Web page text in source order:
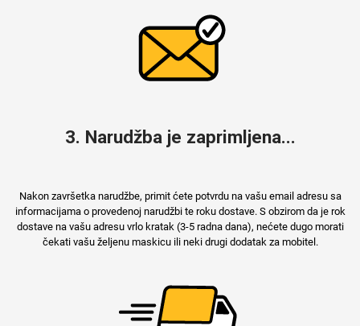
3. Narudžba je zaprimljena...
Nakon završetka narudžbe, primit ćete potvrdu na vašu email adresu sa
informacijama o provedenoj narudžbi te roku dostave. S obzirom da je rok
dostave na vašu adresu vrlo kratak (3-5 radna dana), nećete dugo morati
čekati vašu željenu maskicu ili neki drugi dodatak za mobitel.